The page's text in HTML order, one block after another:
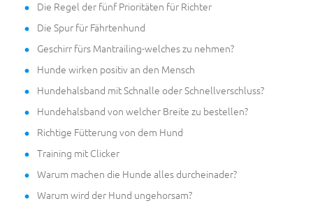
Die Regel der fünf Prioritäten für Richter
Die Spur für Fährtenhund
Geschirr fürs Mantrailing-welches zu nehmen?
Hunde wirken positiv an den Mensch
Hundehalsband mit Schnalle oder Schnellverschluss?
Hundehalsband von welcher Breite zu bestellen?
Richtige Fütterung von dem Hund
Training mit Clicker
Warum machen die Hunde alles durcheinader?
Warum wird der Hund ungehorsam?